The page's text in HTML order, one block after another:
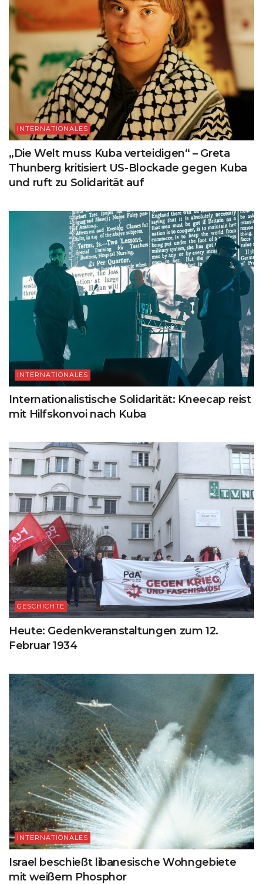
INTERNATIONALES
„Die Welt muss Kuba verteidigen“ – Greta
Thunberg kritisiert US-Blockade gegen Kuba
und ruft zu Solidarität auf
INTERNATIONALES
Internationalistische Solidarität: Kneecap reist
mit Hilfskonvoi nach Kuba
GESCHICHTE
Heute: Gedenkveranstaltungen zum 12.
Februar 1934
INTERNATIONALES
Israel beschießt libanesische Wohngebiete
mit weißem Phosphor